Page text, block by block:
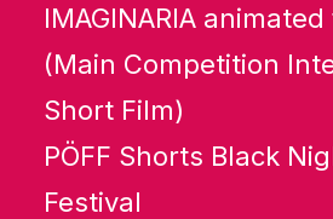
IMAGINARIA
(Main Competition
Short Film)
PÖFF Shorts Black
Festival